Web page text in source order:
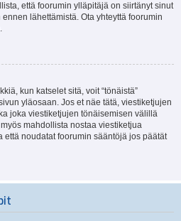
että foorumin ylläpitäjä on siirtänyt sinut
lähettämistä. Ota yhteyttä foorumin
kun katselet sitä, voit “tönäistä”
yläosaan. Jos et näe tätä, viestiketjujen
joka viestiketjujen tönäisemisen välillä
mahdollista nostaa viestiketjua
että noudatat foorumin sääntöjä jos päätät